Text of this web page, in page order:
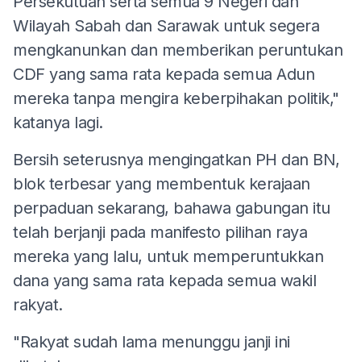
Wilayah Sabah dan Sarawak untuk segera
mengkanunkan dan memberikan peruntukan
CDF yang sama rata kepada semua Adun
mereka tanpa mengira keberpihakan politik,"
katanya lagi.
Bersih seterusnya mengingatkan PH dan BN,
blok terbesar yang membentuk kerajaan
perpaduan sekarang, bahawa gabungan itu
telah berjanji pada manifesto pilihan raya
mereka yang lalu, untuk memperuntukkan
dana yang sama rata kepada semua wakil
rakyat.
"Rakyat sudah lama menunggu janji ini